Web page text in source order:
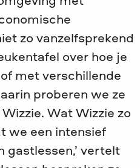
zo vanzelfsprekend
over hoe je
met verschillende
proberen we ze
Wat Wizzie zo
we een intensief
gastlessen,’ vertelt